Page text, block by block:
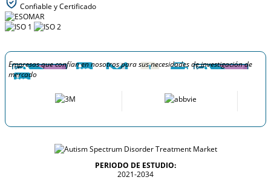
Confiable y Certificado
Empresas que confían en nosotros para sus necesidades de investigación de
mercado
PERIODO DE ESTUDIO:
2021-2034